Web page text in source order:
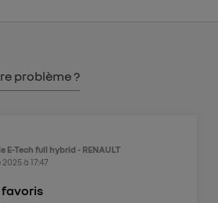
problème ?
E-Tech full hybrid - RENAULT
2025à 17:47
favoris
sur les données
d'Utiq